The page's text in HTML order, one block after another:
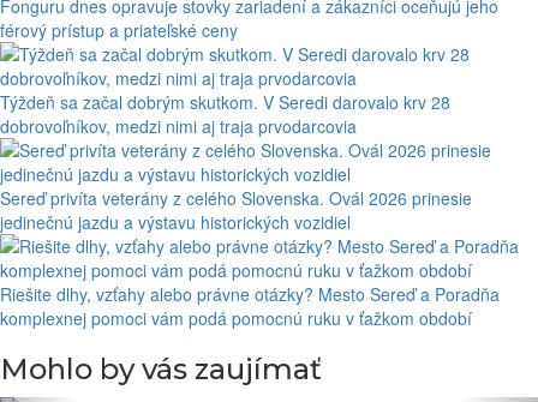
Fonguru dnes opravuje stovky zariadení a zákazníci oceňujú jeho
férový prístup a priateľské ceny
Týždeň sa začal dobrým skutkom. V Seredi darovalo krv 28
dobrovoľníkov, medzi nimi aj traja prvodarcovia
Sereď privíta veterány z celého Slovenska. Ovál 2026 prinesie
jedinečnú jazdu a výstavu historických vozidiel
Riešite dlhy, vzťahy alebo právne otázky? Mesto Sereď a Poradňa
komplexnej pomoci vám podá pomocnú ruku v ťažkom období
Mohlo by vás zaujímať